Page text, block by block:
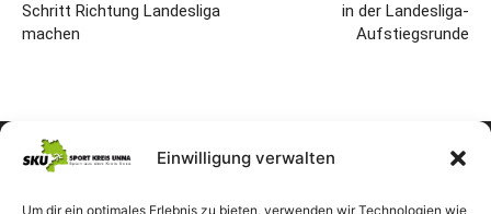
Einwilligung verwalten
Um dir ein optimales Erlebnis zu bieten, verwenden wir Technologien wie
Schritt Richtung Landesliga
machen
in der Landesliga-
Aufstiegsrunde